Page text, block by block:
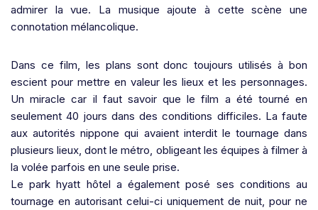
admirer la vue. La musique ajoute à cette scène une
connotation mélancolique.
Dans ce film, les plans sont donc toujours utilisés à bon
escient pour mettre en valeur les lieux et les personnages.
Un miracle car il faut savoir que le film a été tourné en
seulement 40 jours dans des conditions difficiles. La faute
aux autorités nippone qui avaient interdit le tournage dans
plusieurs lieux, dont le métro, obligeant les équipes à filmer à
la volée parfois en une seule prise.
Le park hyatt hôtel a également posé ses conditions au
tournage en autorisant celui-ci uniquement de nuit, pour ne